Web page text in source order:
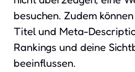
besuchen. Zudem
Titel und Meta-
Rankings und deine
beeinflussen.